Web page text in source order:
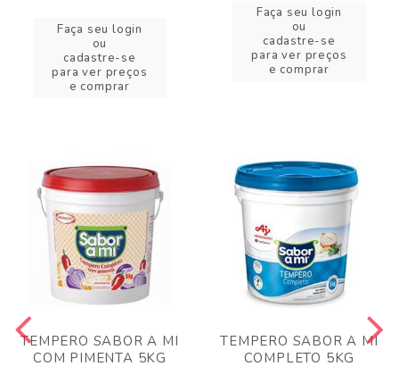
Faça seu login
ou
cadastre-se
para ver preços
e comprar
Faça seu login
ou
cadastre-se
para ver preços
e comprar
TEMPERO SABOR A MI
COM PIMENTA 5KG
TEMPERO SABOR A MI
COMPLETO 5KG